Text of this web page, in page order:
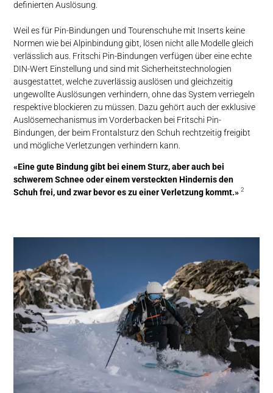
definierten Auslösung.
Weil es für Pin-Bindungen und Tourenschuhe mit Inserts keine
Normen wie bei Alpinbindung gibt, lösen nicht alle Modelle gleich
verlässlich aus. Fritschi Pin-Bindungen verfügen über eine echte
DIN-Wert Einstellung und sind mit Sicherheitstechnologien
ausgestattet, welche zuverlässig auslösen und gleichzeitig
ungewollte Auslösungen verhindern, ohne das System verriegeln
respektive blockieren zu müssen. Dazu gehört auch der exklusive
Auslösemechanismus im Vorderbacken bei Fritschi Pin-
Bindungen, der beim Frontalsturz den Schuh rechtzeitig freigibt
und mögliche Verletzungen verhindern kann.
«Eine gute Bindung gibt bei einem Sturz, aber auch bei
schwerem Schnee oder einem versteckten Hindernis den
Schuh frei, und zwar bevor es zu einer Verletzung kommt.»2